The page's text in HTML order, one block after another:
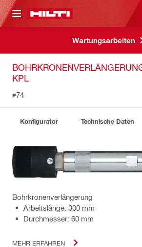
Wartungsarbeiten
KPL
#74
Konfigurator Technische Daten
Bohrkronenverlängerung
Arbeitslänge: 300 mm
Durchmesser: 60 mm
MEHR ERFAHREN